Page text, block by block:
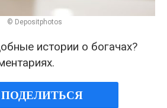
© Depositphotos
истории о богачах?
ПОДЕЛИТЬСЯ